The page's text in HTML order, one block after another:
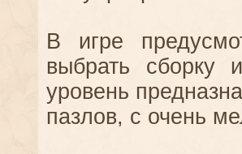
В игре
выбрать
уровень
пазлов, с очень